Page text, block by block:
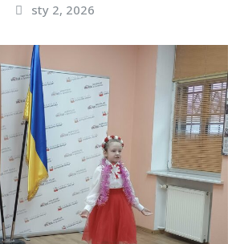
sty 2, 2026